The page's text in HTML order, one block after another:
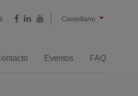
Castellano
English
Français
Deutsch
Eventos FAQ